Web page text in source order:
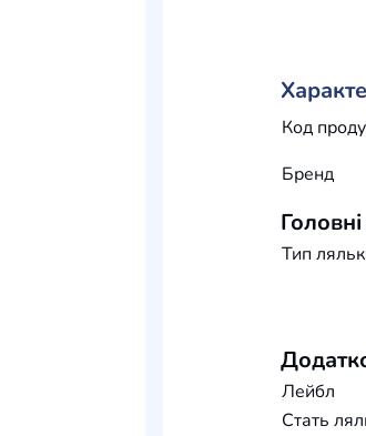
Код
Бренд
Тип
Лейбл
Стать